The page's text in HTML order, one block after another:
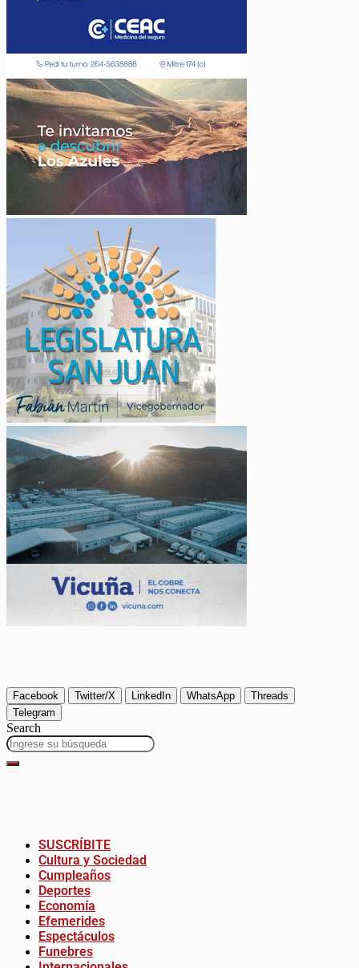
Facebook Twitter/X LinkedIn WhatsApp
Threads
Telegram
Search
SUSCRÍBITE
Cultura y Sociedad
Cumpleaños
Deportes
Economía
Efemerides
Espectáculos
Funebres